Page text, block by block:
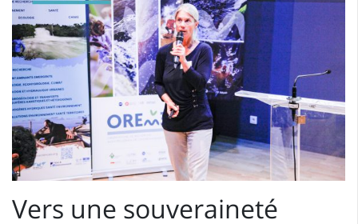
Vers une souveraineté